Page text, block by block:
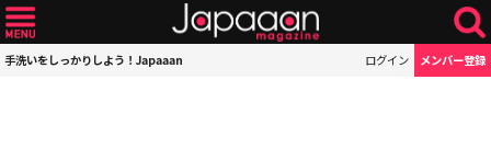
手洗いをしっかりしよう！Japaaan ログイン メンバー登録